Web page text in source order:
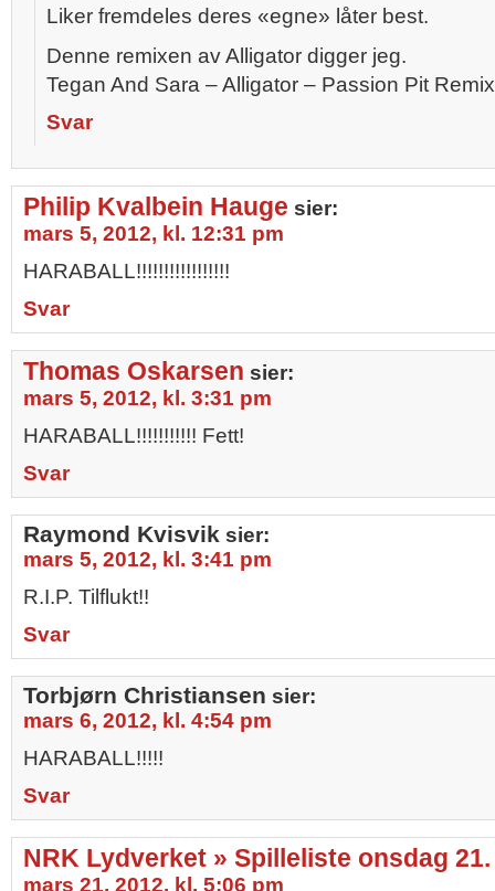
Liker fremdeles deres «egne» låter best.
Denne remixen av Alligator digger jeg.
Tegan And Sara – Alligator – Passion Pit Remix
Svar
Philip Kvalbein Hauge sier:
mars 5, 2012, kl. 12:31 pm
HARABALL!!!!!!!!!!!!!!!!!
Svar
Thomas Oskarsen sier:
mars 5, 2012, kl. 3:31 pm
HARABALL!!!!!!!!!!! Fett!
Svar
Raymond Kvisvik sier:
mars 5, 2012, kl. 3:41 pm
R.I.P. Tilflukt!!
Svar
Torbjørn Christiansen sier:
mars 6, 2012, kl. 4:54 pm
HARABALL!!!!!
Svar
NRK Lydverket » Spilleliste onsdag
mars 21, 2012, kl. 5:06 pm